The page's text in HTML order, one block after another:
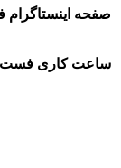
صفحه اینستاگرام
ساعت کاری